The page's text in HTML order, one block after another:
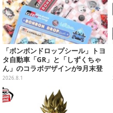
「ボンボンドロップシール」トヨ
タ自動車「GR」と「しずくちゃ
ん」のコラボデザインが9月末登
場！くま吉らも描かれた全4柄
2026.8.1